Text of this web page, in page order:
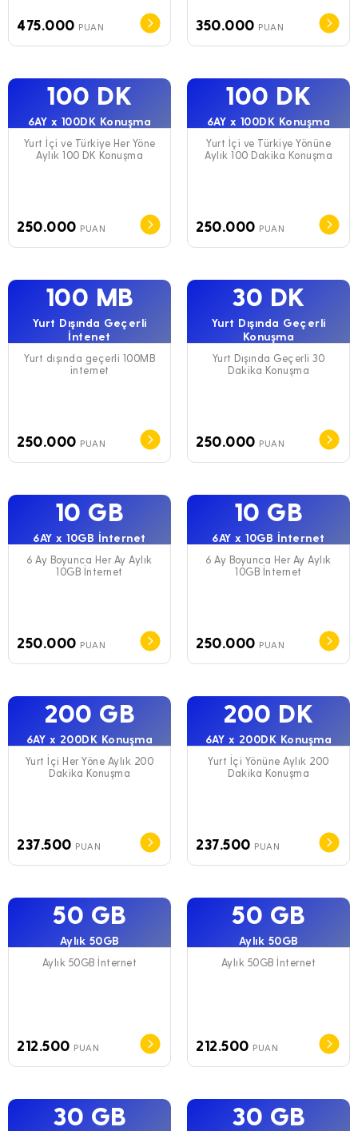
475.000 PUAN 350.000 PUAN
100 DK
6AY x 100DK Konuşma
Yurt İçi ve Türkiye Her Yöne
Aylık 100 DK Konuşma
250.000 PUAN
100 DK
6AY x 100DK Konuşma
Yurt İçi ve Türkiye Yönüne
Aylık 100 Dakika Konuşma
250.000 PUAN
100 MB
Yurt Dışında Geçerli
İntenet
Yurt dışında geçerli 100MB
internet
250.000 PUAN
30 DK
Yurt Dışında Geçerli
Konuşma
Yurt Dışında Geçerli 30
Dakika Konuşma
250.000 PUAN
10 GB
6AY x 10GB İnternet
6 Ay Boyunca Her Ay Aylık
10GB İnternet
250.000 PUAN
10 GB
6AY x 10GB İnternet
6 Ay Boyunca Her Ay Aylık
10GB İnternet
250.000 PUAN
200 GB
6AY x 200DK Konuşma
Yurt İçi Her Yöne Aylık 200
Dakika Konuşma
237.500 PUAN
200 DK
6AY x 200DK Konuşma
Yurt İçi Yönüne Aylık 200
Dakika Konuşma
237.500 PUAN
50 GB
Aylık 50GB
Aylık 50GB İnternet
212.500 PUAN
50 GB
Aylık 50GB
Aylık 50GB İnternet
212.500 PUAN
30 GB 30 GB